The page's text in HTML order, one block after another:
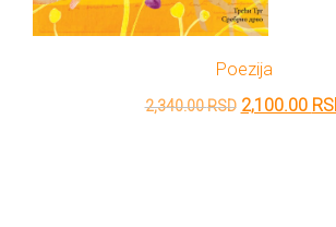
Poezija
2,340.00RSD Originalna
2,100.00